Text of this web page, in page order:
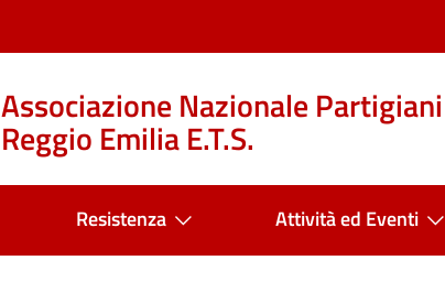
Associazione Nazionale
Reggio Emilia E.T.S.
Resistenza Attività ed Eventi